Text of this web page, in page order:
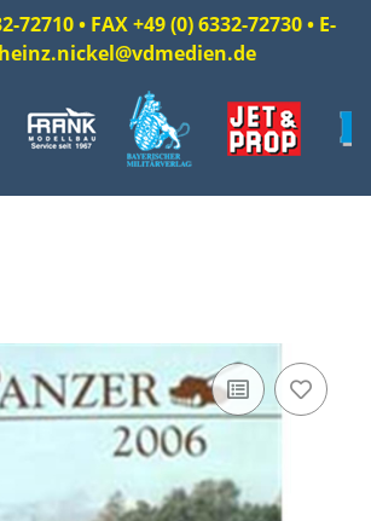
72710 • FAX +49 (0) 6332-72730 • E-